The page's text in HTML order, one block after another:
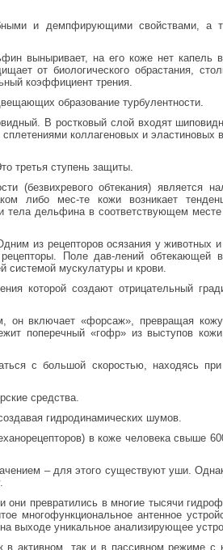
и демпфирующими свойствами, а
выныривает, на его коже нет капель
от биологического обрастания,
коэффициент трения.
образование турбулентности.
В ростковый слой входят
коллагеновых и эластиновых
третья ступень защиты.
(безвихревого обтекания) является
либо мес-те кожи возникает
тела дельфина в соответствующем
из рецепторов осязания у животных
Поле дав-лений обтекающей
системой мускулатуры и крови.
которой создают отрицательный
он включает «форсаж», превращая
поперечный «гофр» из выступов
с большой скоростью, находясь
средства.
гидродинамических шумов.
в коже человека свыше
– для этого существуют уши.
превратились в многие тысячи
многофункциональное антенное
выходе уникальное анализирующее
в активном, так и в пассивном режиме с